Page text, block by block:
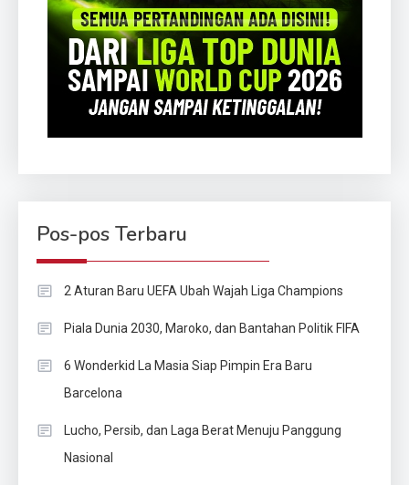
Pos-pos Terbaru
2 Aturan Baru UEFA Ubah Wajah Liga Champions
Piala Dunia 2030, Maroko, dan Bantahan Politik FIFA
6 Wonderkid La Masia Siap Pimpin Era Baru
Barcelona
Lucho, Persib, dan Laga Berat Menuju Panggung
Nasional